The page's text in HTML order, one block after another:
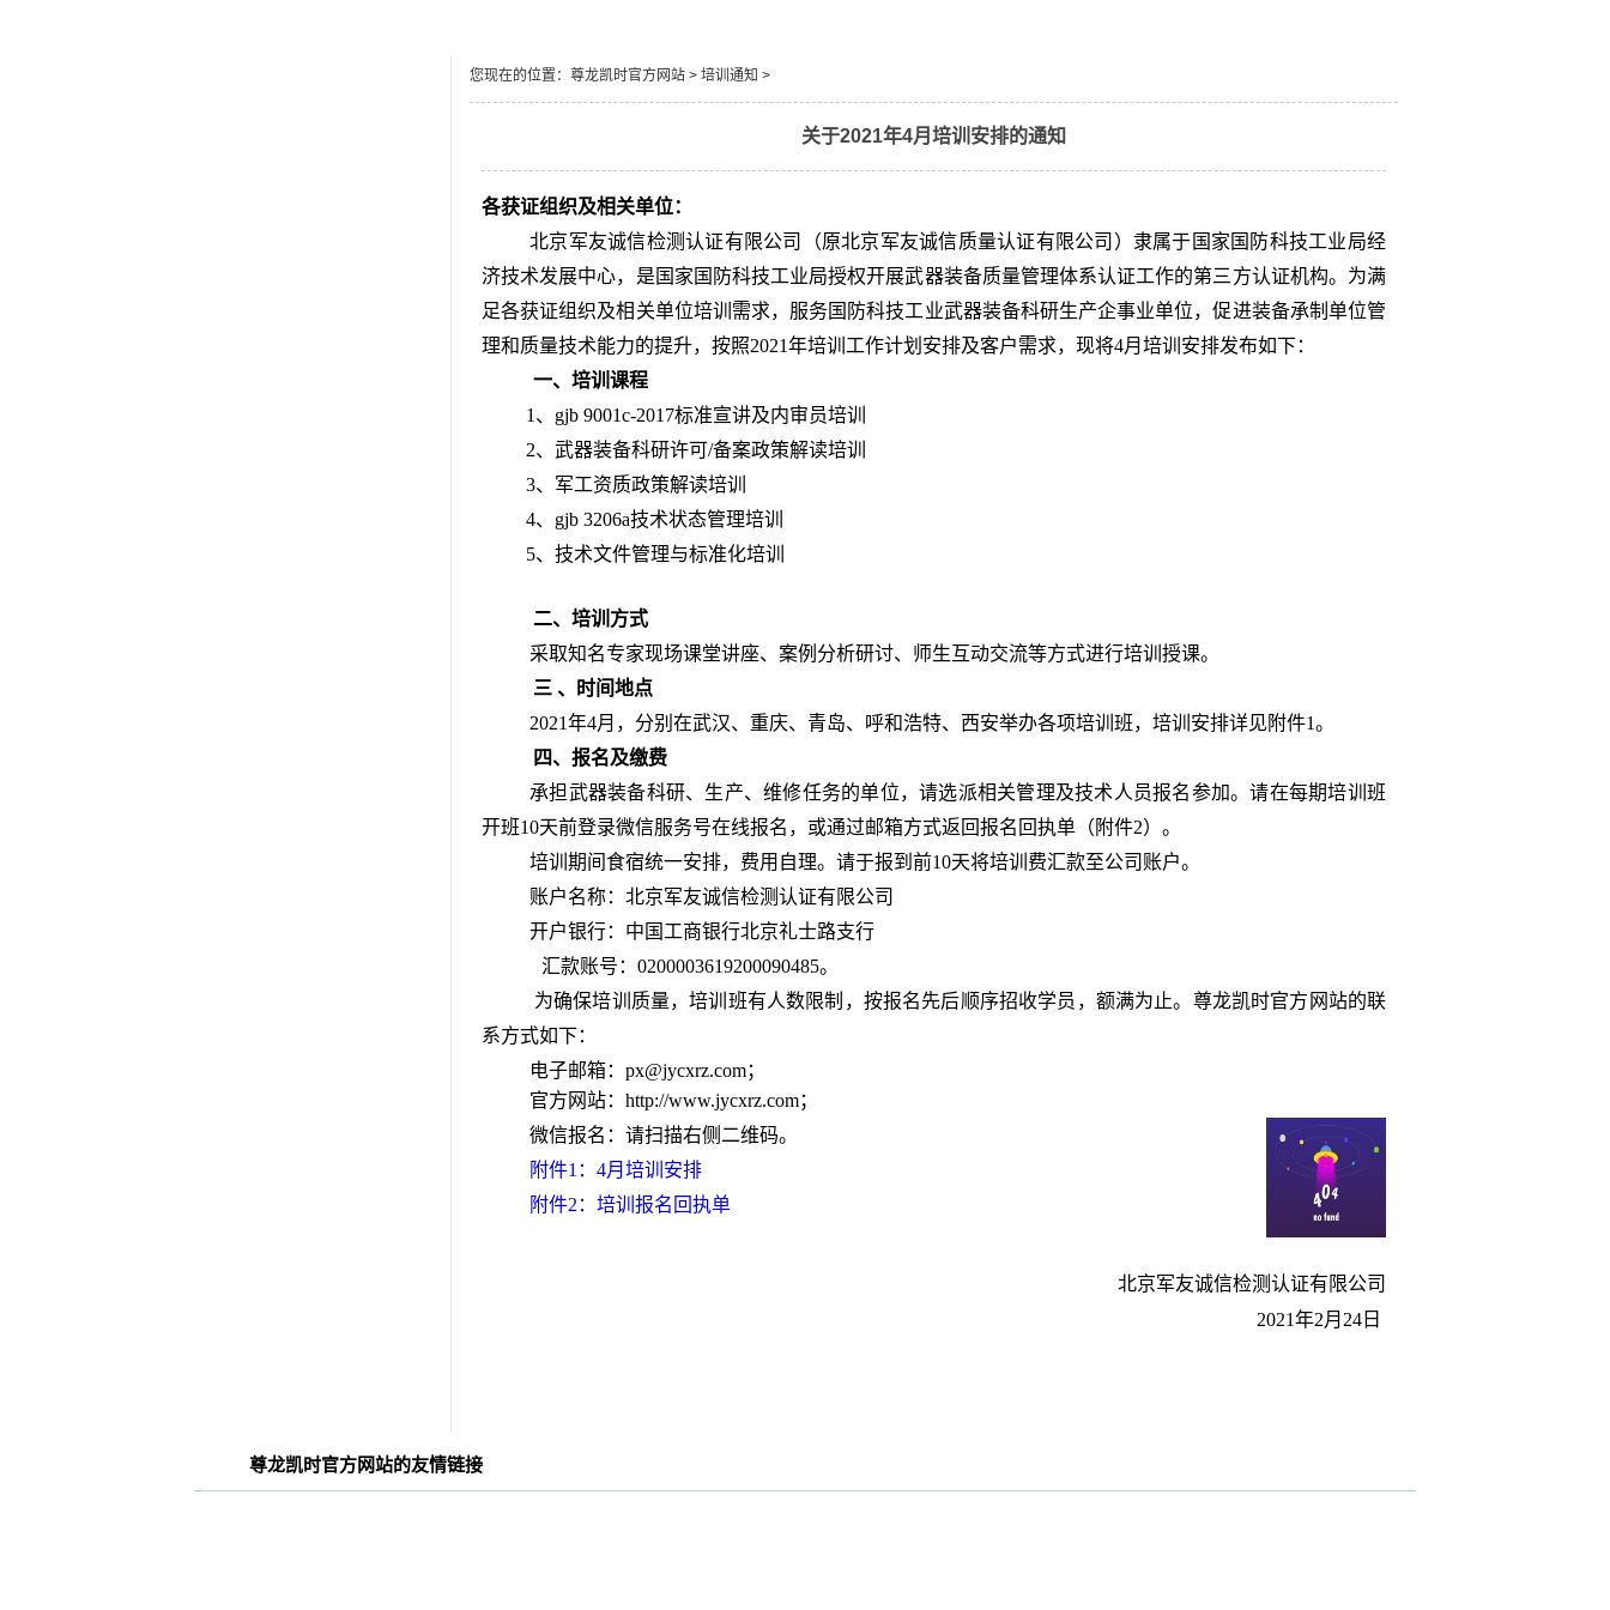
您现在的位置： 尊龙凯时官方网站 > 培训通知 >
关于2021年4月培训安排的通知
各获证组织及相关单位：
北京军友诚信检测认证有限公司（原北京军友诚信质量认证有限公司）隶属于国家国防科技工业局经
济技术发展中心，是国家国防科技工业局授权开展武器装备质量管理体系认证工作的第三方认证机构。为满
足各获证组织及相关单位培训需求，服务国防科技工业武器装备科研生产企事业单位，促进装备承制单位管
理和质量技术能力的提升，按照2021年培训工作计划安排及客户需求，现将4月培训安排发布如下：
一、培训课程
1 、 gjb 9001c-2017标准宣讲及内审员培训
2、武器装备科研许可/备案政策解读培训
3、军工资质政策解读培训
4、 gjb 3206a技术状态管理培训
5、技术文件管理与标准化培训
二、培训方式
采取知名专家现场课堂讲座、案例分析研讨、师生互动交流等方式进行培训授课。
三 、时间地点
2021年4月，分别在武汉、重庆、青岛、呼和浩特、西安举办各项培训班，培训安排详见附件1。
四、报名及缴费
承担武器装备科研、生产、维修任务的单位，请选派相关管理及技术人员报名参加。请在每期培训班
开班10天前登录微信服务号在线报名，或通过邮箱方式返回报名回执单 （附件2）。
培训期间食宿统一安排，费用自理。请于报到前10天将培训费汇款至公司账户。
账户名称：北京军友诚信检测认证有限公司
开户银行：中国工商银行北京礼士路支行
汇款账号： 0200003619200090485。
为确保培训质量，培训班有人数限制，按报名先后顺序招收学员，额满为止。尊龙凯时官方网站的联
系方式如下：
电子邮箱： px@jycxrz.com；
官方网站： http://www.jycxrz.com；
微信报名：请扫描右侧二维码。
附件1：4月培训安排
附件2：培训报名回执单
北京军友诚信检测认证有限公司
2021年2月 24 日
尊龙凯时官方网站的友情链接